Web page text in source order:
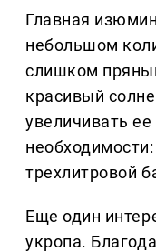
Главная
небольшом
слишком
красивый
увеличивать
трехлитровой
Еще один
укропа.